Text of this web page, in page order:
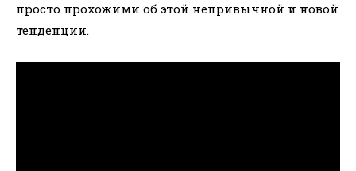
просто прохожими об этой непривычной и новой
тенденции.